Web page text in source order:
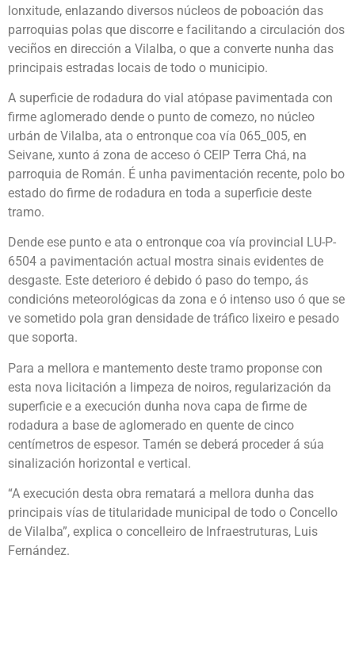
lonxitude, enlazando diversos núcleos de poboación das
parroquias polas que discorre e facilitando a circulación dos
veciños en dirección a Vilalba, o que a converte nunha das
principais estradas locais de todo o municipio.
A superficie de rodadura do vial atópase pavimentada con
firme aglomerado dende o punto de comezo, no núcleo
urbán de Vilalba, ata o entronque coa vía 065_005, en
Seivane, xunto á zona de acceso ó CEIP Terra Chá, na
parroquia de Román. É unha pavimentación recente, polo bo
estado do firme de rodadura en toda a superficie deste
tramo.
Dende ese punto e ata o entronque coa vía provincial LU-P-
6504 a pavimentación actual mostra sinais evidentes de
desgaste. Este deterioro é debido ó paso do tempo, ás
condicións meteorológicas da zona e ó intenso uso ó que se
ve sometido pola gran densidade de tráfico lixeiro e pesado
que soporta.
Para a mellora e mantemento deste tramo proponse con
esta nova licitación a limpeza de noiros, regularización da
superficie e a execución dunha nova capa de firme de
rodadura a base de aglomerado en quente de cinco
centímetros de espesor. Tamén se deberá proceder á súa
sinalización horizontal e vertical.
“A execución desta obra rematará a mellora dunha das
principais vías de titularidade municipal de todo o Concello
de Vilalba”, explica o concelleiro de Infraestruturas, Luis
Fernández.